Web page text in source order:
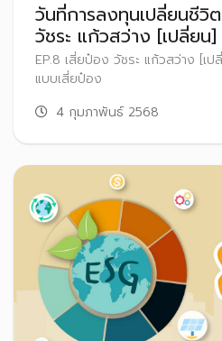
วันที่การลงทุนเปลี่ยนชีวิ
วัชระ แก้วสว่าง [เปลี่ยน
รวยแบบเสี่ยป๋อง
EP.8 เสี่ยป๋อง วัชระ แก้วสว่าง [เ
แบบเสี่ยป๋อง
4 กุมภาพันธ์ 2568